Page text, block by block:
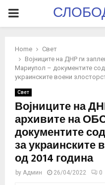
PRIMARY
Home
Свет
Војниците на ДНР ги
Мариупол – документите
украинските воени
Свет
Војниците на
архивите на
документите
за украинските
од 2014 година
by Админ 26/04/2022 0